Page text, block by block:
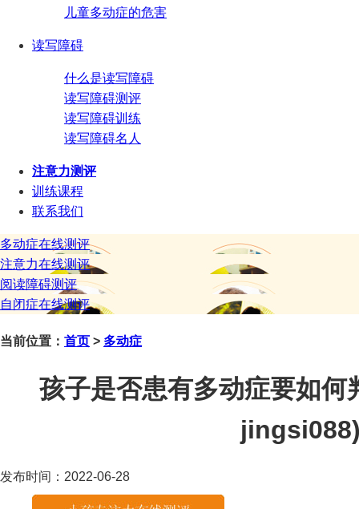
儿童多动症的危害
读写障碍
什么是读写障碍
读写障碍测评
读写障碍训练
读写障碍名人
注意力测评
训练课程
联系我们
多动症在线测评
注意力在线测评
阅读障碍测评
自闭症在线测评
当前位置： 首页 > 多动症
孩子是否患有多动症要如何
发布时间：2022-06-28